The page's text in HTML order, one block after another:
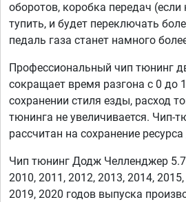
оборотов, коробка передач
тупить, и будет переключать
педаль газа станет намного
Профессиональный чип тюнинг
сокращает время разгона с 0 до
сохранении стиля езды, расход
тюнинга не увеличивается. Чип-
рассчитан на сохранение
Чип тюнинг Додж Челленджер 5.7
2010, 2011, 2012, 2013, 2014,
2019, 2020 годов выпуска